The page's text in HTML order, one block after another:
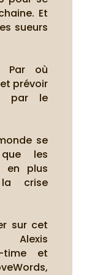
Et
sueurs
Par où
prévoir
par le
se
les
en plus
crise
sur cet
Alexis
time et